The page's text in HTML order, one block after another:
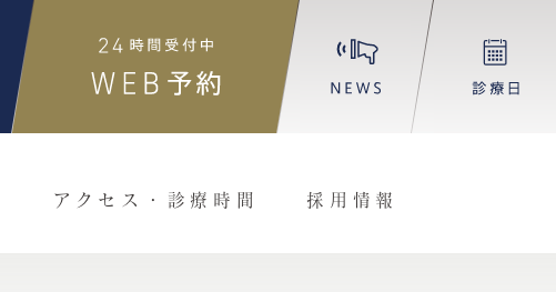
アクセス・診療時間 採用情報